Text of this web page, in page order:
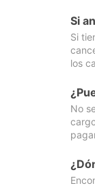
Si
Si
los
No